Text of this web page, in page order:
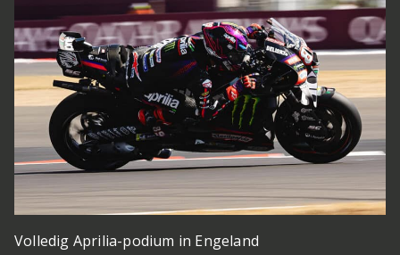
Volledig Aprilia-podium in Engeland